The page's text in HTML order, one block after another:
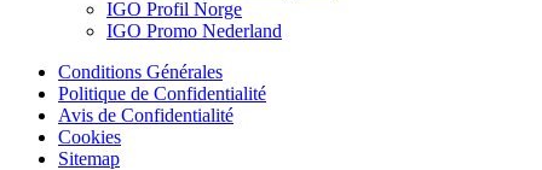
IGO Profil Norge
IGO Promo Nederland
Conditions Générales
Politique de Confidentialité
Avis de Confidentialité
Cookies
Sitemap